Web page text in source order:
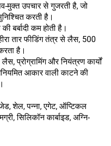
मुक्त उपचार से गुजरती है, जो
करती है।
बर्बादी कम होती है।
तार फीडिंग तंत्र से लैस, 500
है।
प्रोग्रामिंग और नियंत्रण कार्यों
आकार वाली काटने की
जेड, शेल, पन्ना, एगेट, ऑप्टिकल
सिलिकॉन कार्बाइड, अग्नि-